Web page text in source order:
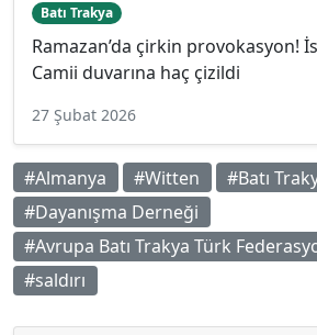
Batı Trakya
Ramazan’da çirkin provokasyon!
Camii duvarına haç çizildi
27 Şubat 2026
#Almanya #Witten
#Batı
#Dayanışma Derneği
#Avrupa Batı Trakya Türk
#saldırı